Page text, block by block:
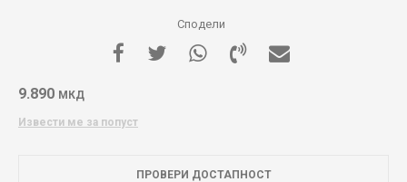
Сподели
9.890 МКД
Извести ме за попуст
ПРОВЕРИ ДОСТАПНОСТ